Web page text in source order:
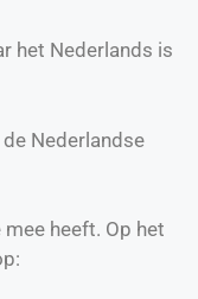
het Nederlands is
Nederlandse
heeft. Op het